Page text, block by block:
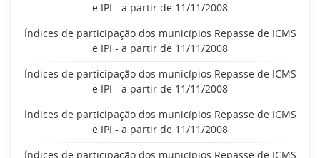
e IPI - a partir de 11/11/2008
Índices de participação dos municípios Repasse de ICMS
e IPI - a partir de 11/11/2008
Índices de participação dos municípios Repasse de ICMS
e IPI - a partir de 11/11/2008
Índices de participação dos municípios Repasse de ICMS
e IPI - a partir de 11/11/2008
Índices de participação dos municípios Repasse de ICMS